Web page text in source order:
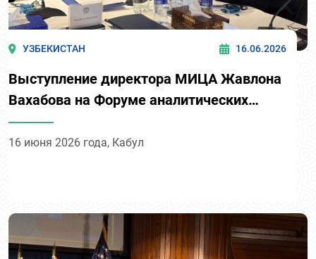
УЗБЕКИСТАН 16.06.2026
Выступление директора МИЦА Жавлона
Вахабова на Форуме аналитических
центров формата «Центральная Азия –
Афганистан» «Стратегическая роль
16 июня 2026 года, Кабул